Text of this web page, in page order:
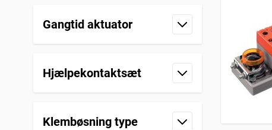
Gangtid aktuator
filter
Hjælpekontaktsæt
filter
Klembøsning type